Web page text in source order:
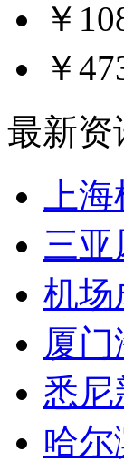
￥
￥
最新资
上
三
机场
厦
悉尼
哈